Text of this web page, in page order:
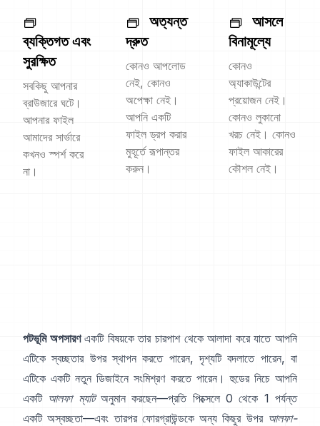
ব্যক্তিগত এবং
সুরক্ষিত
সবকিছু আপনার
ব্রাউজারে ঘটে।
আপনার ফাইল
আমাদের সার্ভারে
কখনও স্পর্শ করে
না।
অত্যন্ত
দ্রুত
কোনও আপলোড
নেই, কোনও
অপেক্ষা নেই।
আপনি একটি
ফাইল ড্রপ করার
মুহূর্তে রূপান্তর
করুন।
আসলে
বিনামূল্যে
কোনও
অ্যাকাউন্টের
প্রয়োজন নেই।
কোনও লুকানো
খরচ নেই। কোনও
ফাইল আকারের
কৌশল নেই।
পটভূমি অপসারণএকটি বিষয়কে তার চারপাশ থেকে আলাদা করে যাতে আপনি
এটিকে স্বচ্ছতার উপর স্থাপন করতে পারেন, দৃশ্যটি বদলাতে পারেন, বা
এটিকে একটি নতুন ডিজাইনে সংমিশ্রণ করতে পারেন। হুডের নিচে আপনি
একটি আলফা ম্যাটঅনুমান করছেন—প্রতি পিক্সেলে 0 থেকে 1 পর্যন্ত
একটি অস্বচ্ছতা—এবং তারপর ফোরগ্রাউন্ডকে অন্য কিছুর উপর আলফা-